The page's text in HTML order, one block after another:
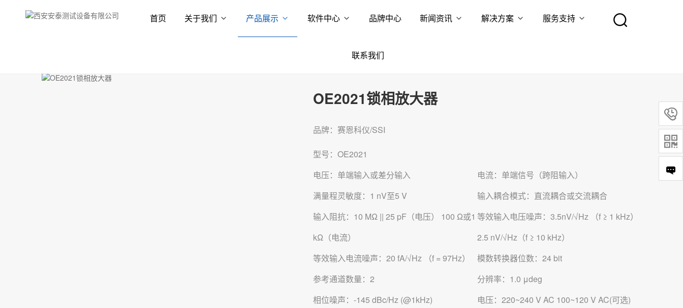
首页 关于我们 产品展示 软件中心 品牌中心 新闻资讯 解决方案 服务支持
联系我们
OE2021锁相放大器
品牌：赛恩科仪/SSI
型号：OE2021
电压：单端输入或差分输入
电流：单端信号（跨阻输入）
满量程灵敏度：1 nV至5 V
输入耦合模式：直流耦合或交流耦合
输入阻抗：10 MΩ || 25 pF（电压） 100 Ω或1
kΩ（电流）
等效输入电压噪声：3.5nV/√Hz （f ≥ 1 kHz）
2.5 nV/√Hz（f ≥ 10 kHz）
等效输入电流噪声：20 fA/√Hz （f = 97Hz）
模数转换器位数：24 bit
参考通道数量：2
分辨率：1.0 μdeg
相位噪声：-145 dBc/Hz (@1kHz)
电压：220~240 V AC 100~120 V AC(可选)

